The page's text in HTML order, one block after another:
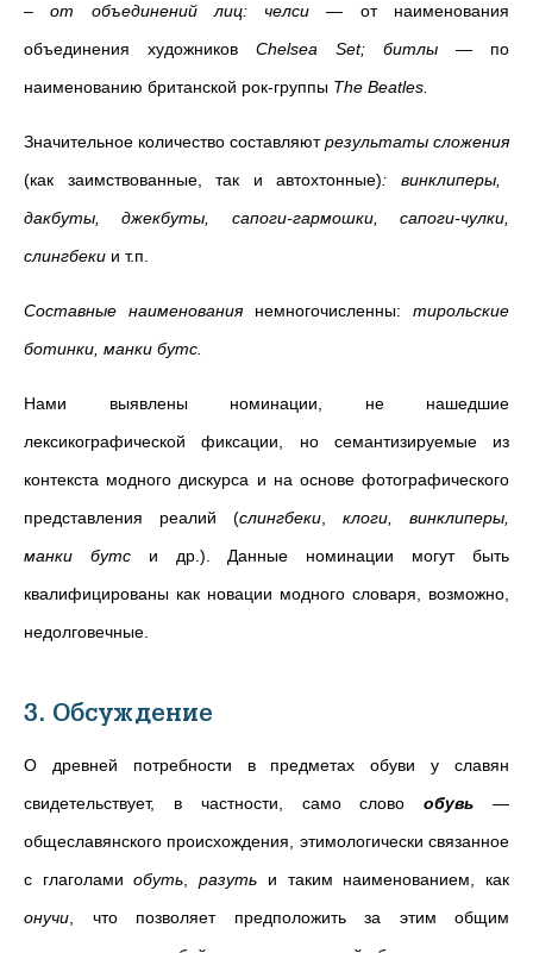
–от объединений лиц: челси — от наименования
объединения художников Chelsea Set; битлы — по
наименованию британской рок-группы The Beatles.
Значительное количество составляютрезультаты сложения
(как заимствованные, так и автохтонные): винклиперы,
дакбуты, джекбуты, сапоги-гармошки, сапоги-чулки,
слингбеки и т.п.
Составные наименования немногочисленны:
тирольские
ботинки, манки бутс.
Нами выявлены номинации, не нашедшие
лексикографической фиксации, но семантизируемые из
контекста модного дискурса и на основе фотографического
представления реалий (слингбеки
клоги, винклиперы,
манки бутси др.). Данные номинации могут быть
квалифицированы как новации модного словаря, возможно,
недолговечные.
3. Обсуждение
О древней потребности в предметах обуви у славян
свидетельствует, в частности, само словообувь —
общеславянского происхождения, этимологически связанное
с глаголамиобуть ,разуть и таким наименованием, как
онучи , что позволяет предположить за этим общим